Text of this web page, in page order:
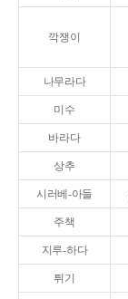
깍쟁이
나무라다
미수
바라다
상추
시러베-아들
주책
지루-하다
튀기